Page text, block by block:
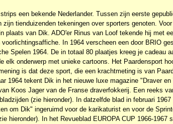
een bekende Nederlander. Tussen zijn eerste
tienduizenden tekeningen over sporters genoten.
plaats van Dik. ADO'er Rinus van Loof tekende hij met
In 1964 verscheen een door BRIO
Spelen 1964. De in totaal 80 plaatjes kreeg je cadeau
elk onderwerp met unieke cartoons. Het Paardensport
is dat deze sport, die een krachtmeting is van
1964 tekent Dik in het nieuwe luxe magazine "Draver en
Koos Jager van de Franse draverfokkerij. Een reeks
(zie hieronder). In datzelfde blad in februari
om Dik" ingeruimd voor de karikaturist en voor de
hieronder). In het Revueblad EUROPA CUP 1966-1967